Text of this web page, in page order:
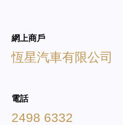
網上商戶
恆星汽車有限公司
電話
2498 6332